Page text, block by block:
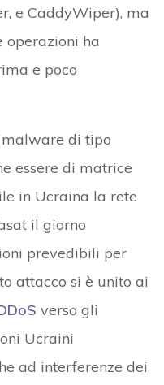
e CaddyWiper), ma
ha
e poco
malware di tipo
essere di matrice
in Ucraina la rete
il giorno
prevedibili per
attacco si è unito ai
verso gli
Ucraini
ad interferenze dei